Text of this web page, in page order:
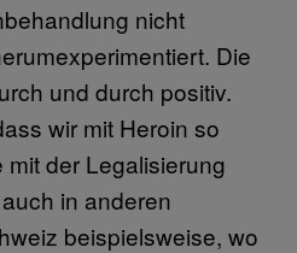
nicht
Die
und durch positiv.
wir mit Heroin so
der Legalisierung
in anderen
beispielsweise, wo